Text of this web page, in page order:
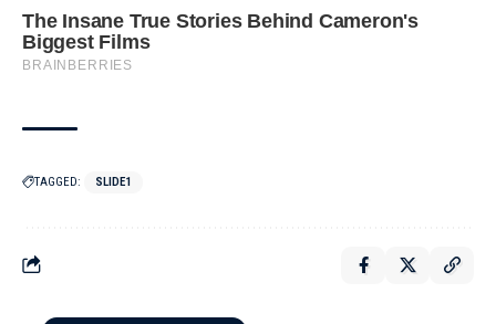
TAGGED: SLIDE1